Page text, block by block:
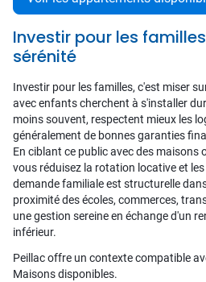
Investir pour les
sérénité
Investir pour les familles, c'est miser
avec enfants cherchent à s'installer
moins souvent, respectent mieux les
généralement de bonnes garanties
En ciblant ce public avec des maisons
vous réduisez la rotation locative et
demande familiale est structurelle
proximité des écoles, commerces,
une gestion sereine en échange d'un
inférieur.
Peillac offre un contexte compatible
Maisons disponibles.